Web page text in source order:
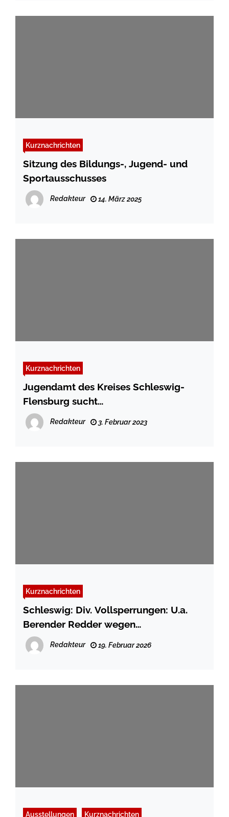
Kurznachrichten
Sitzung des Bildungs-, Jugend- und
Sportausschusses
Redakteur 14. März 2025
Kurznachrichten
Jugendamt des Kreises Schleswig-
Flensburg sucht
Kindertagespflegepersonen
Redakteur 3. Februar 2023
Kurznachrichten
Schleswig: Div. Vollsperrungen: U.a.
Berender Redder wegen
Baumfällarbeiten/Knickpflege
Redakteur 19. Februar 2026
Ausstellungen Kurznachrichten